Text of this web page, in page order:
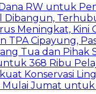
RW untuk
Dibangun,
Meningkat, Kini
Cipayung,
Tua dan
368 Ribu
Konservasi
Jumat untuk